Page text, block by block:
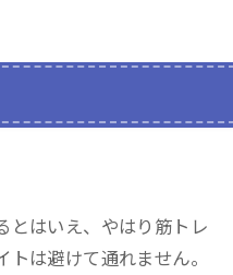
とはいえ、やはり筋トレ
は避けて通れません。